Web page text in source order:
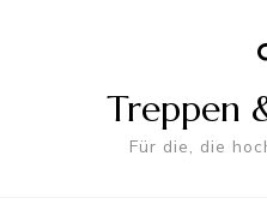
Treppen
Für die, die